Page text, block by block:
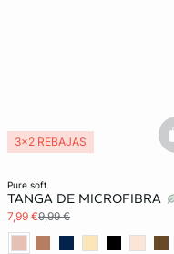
pure soft
TANGA DE MICROFIBRA
7,99 €9,99 €
3x2 REBAJAS